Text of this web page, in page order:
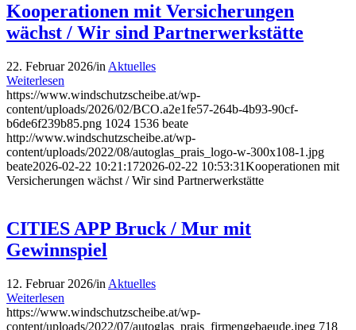
Kooperationen mit Versicherungen
wächst / Wir sind Partnerwerkstätte
22. Februar 2026/in Aktuelles
Weiterlesen
https://www.windschutzscheibe.at/wp-
content/uploads/2026/02/BCO.a2e1fe57-264b-4b93-90cf-
b6de6f239b85.png 1024 1536 beate
http://www.windschutzscheibe.at/wp-
content/uploads/2022/08/autoglas_prais_logo-w-300x108-1.jpg
beate2026-02-22 10:21:172026-02-22 10:53:31Kooperationen mit
Versicherungen wächst / Wir sind Partnerwerkstätte
CITIES APP Bruck / Mur mit
Gewinnspiel
12. Februar 2026/in Aktuelles
Weiterlesen
https://www.windschutzscheibe.at/wp-
content/uploads/2022/07/autoglas_prais_firmengebaeude.jpeg 718